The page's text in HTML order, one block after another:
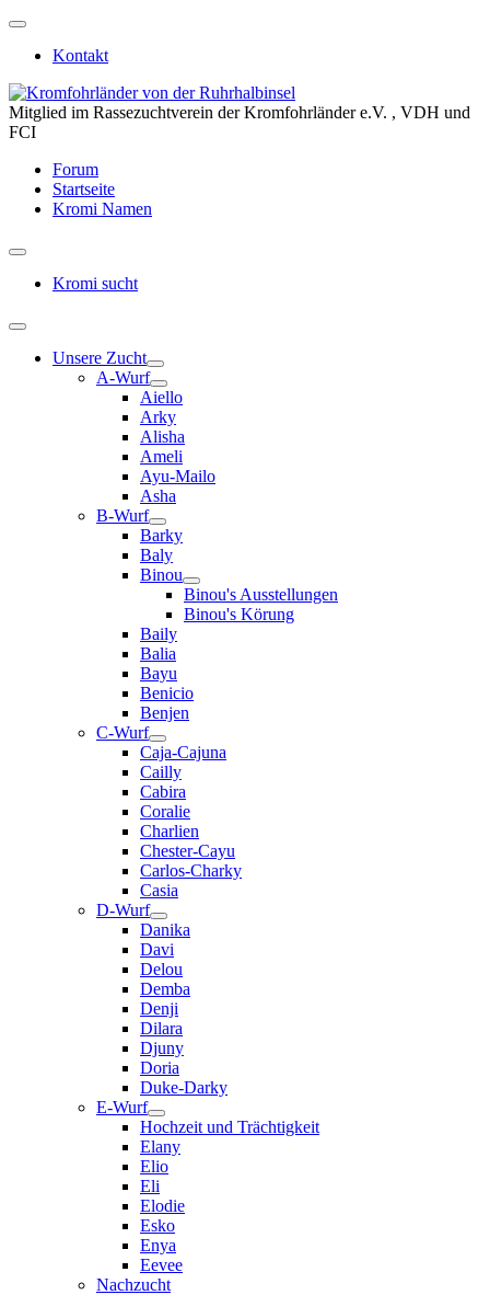
Kontakt
Mitglied im Rassezuchtverein der Kromfohrländer e.V. , VDH und
FCI
Forum
Startseite
Kromi Namen
Kromi sucht
Unsere Zucht
A-Wurf
Aiello
Arky
Alisha
Ameli
Ayu-Mailo
Asha
B-Wurf
Barky
Baly
Binou
Binou's Ausstellungen
Binou's Körung
Baily
Balia
Bayu
Benicio
Benjen
C-Wurf
Caja-Cajuna
Cailly
Cabira
Coralie
Charlien
Chester-Cayu
Carlos-Charky
Casia
D-Wurf
Danika
Davi
Delou
Demba
Denji
Dilara
Djuny
Doria
Duke-Darky
E-Wurf
Hochzeit und Trächtigkeit
Elany
Elio
Eli
Elodie
Esko
Enya
Eevee
Nachzucht